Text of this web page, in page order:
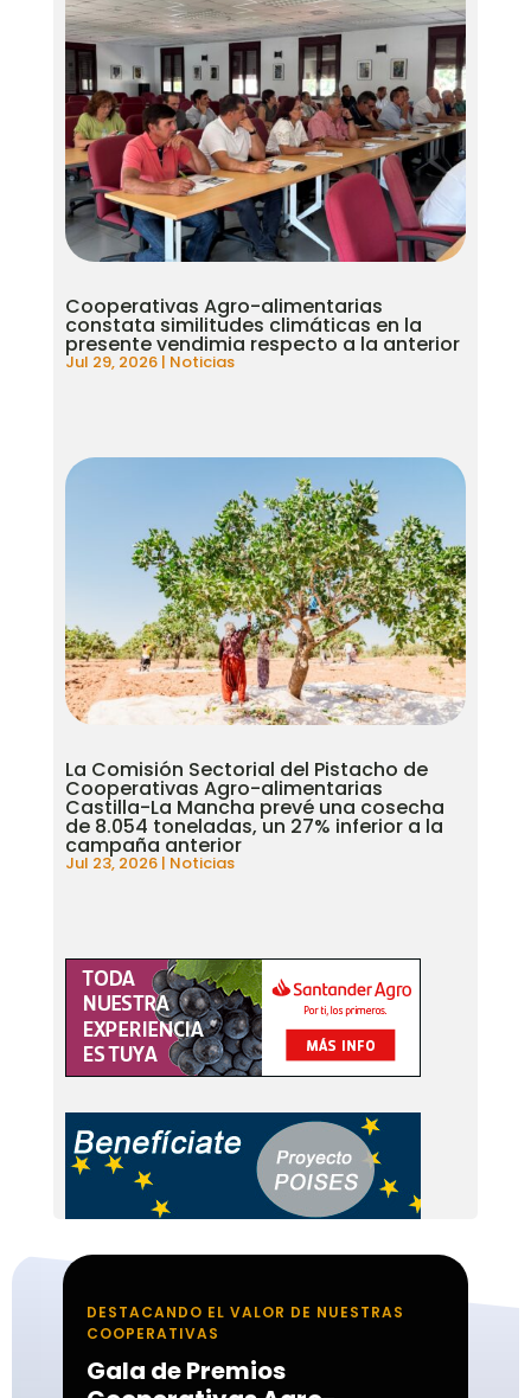
Cooperativas Agro-alimentarias
constata similitudes climáticas en la
presente vendimia respecto a la anterior
Jul 29, 2026| Noticias
La Comisión Sectorial del Pistacho de
Cooperativas Agro-alimentarias
Castilla-La Mancha prevé una cosecha
de 8.054 toneladas, un 27% inferior a la
campaña anterior
Jul 23, 2026| Noticias
DESTACANDO EL VALOR DE NUESTRAS
COOPERATIVAS
Gala de Premios